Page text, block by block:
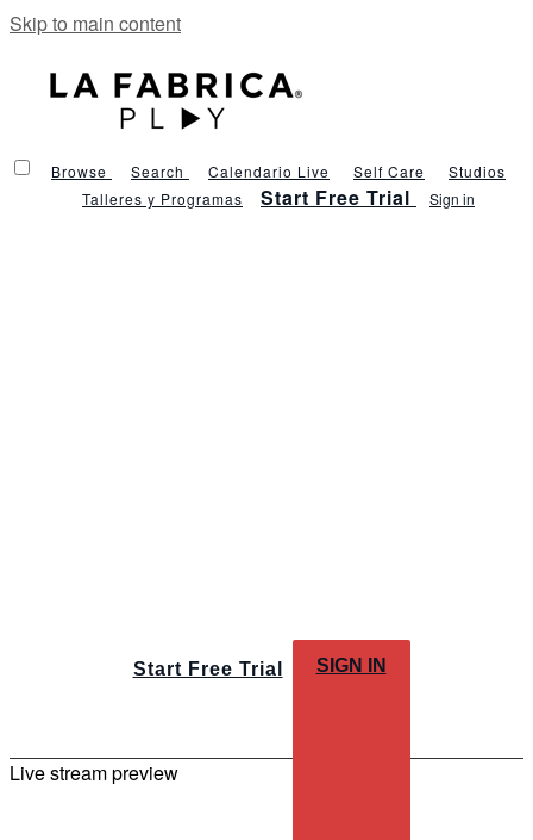
Skip to main content
Browse Search Calendario Live Self Care
Studios
Talleres y Programas
Start Free Trial Sign in
Start Free Trial SIGN IN
Live stream preview